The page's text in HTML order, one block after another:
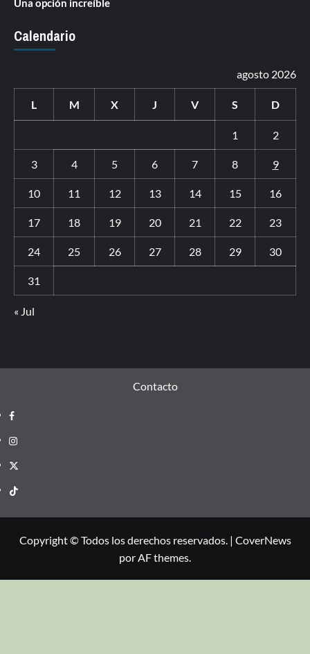
Una opción increíble
Calendario
agosto 2026
L M X J V S D
1 2
3 4 5 6 7 8 9
10 11 12 13 14 15 16
17 18 19 20 21 22 23
24 25 26 27 28 29 30
31
« Jul
Contacto
Copyright © Todos los derechos reservados. | CoverNews
por AF themes.